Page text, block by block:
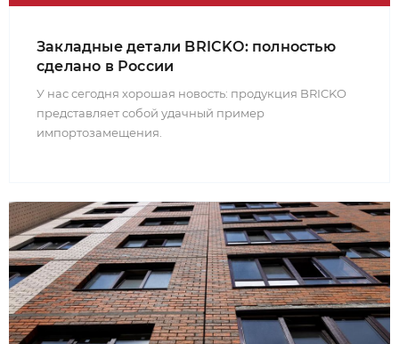
Закладные детали BRICKO: полностью
сделано в России
У нас сегодня хорошая новость: продукция BRICKO
представляет собой удачный пример
импортозамещения.